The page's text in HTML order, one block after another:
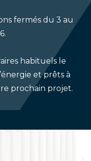
fermés du 3 au
habituels le
et prêts à
prochain projet.